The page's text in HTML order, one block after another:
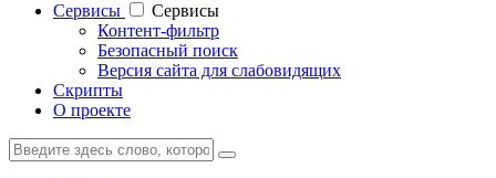
Cервисы
Cервисы
Контент-фильтр
Безопасный поиск
Версия сайта для слабовидящих
Скрипты
О проекте